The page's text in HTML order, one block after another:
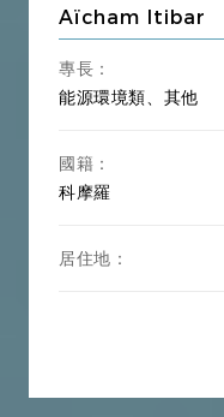
Aïcham Itibar
專長：
能源環境類、其他
國籍：
科摩羅
居住地：